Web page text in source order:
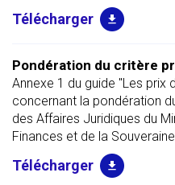
Pondération du critère
Annexe 1 du guide "Les prix
concernant la pondération
des Affaires Juridiques du
Finances et de la